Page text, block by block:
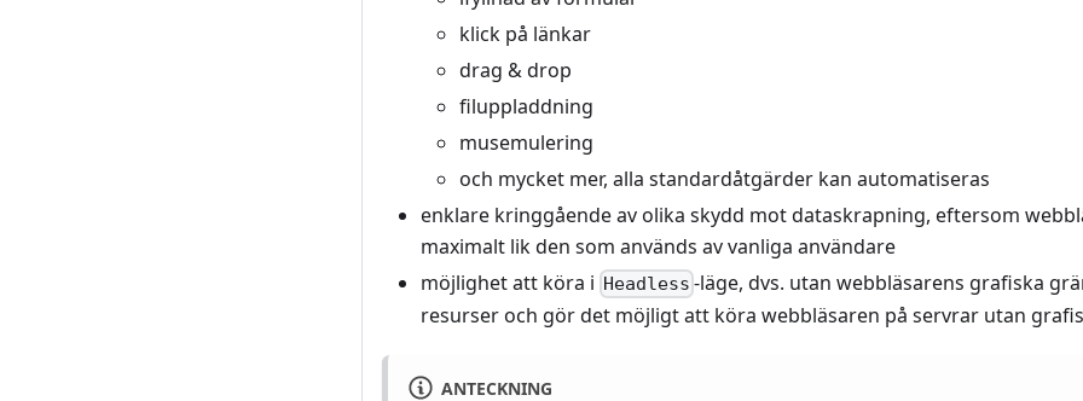
klick på länkar
drag & drop
filuppladdning
musemulering
och mycket mer, alla standardåtgärder kan automatiseras
enklare kringgående av olika skydd mot dataskrapning, eftersom
maximalt lik den som används av vanliga användare
möjlighet att köra i Headless -läge, dvs. utan webbläsarens grafiska
resurser och gör det möjligt att köra webbläsaren på servrar utan
ANTECKNING